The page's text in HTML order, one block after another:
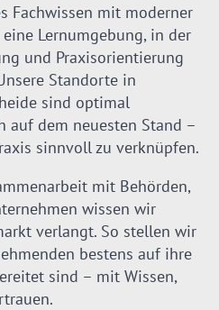
Fachwissen mit moderner
Lernumgebung, in der
und Praxisorientierung
Standorte in
sind optimal
auf dem neuesten Stand –
sinnvoll zu verknüpfen.
mit Behörden,
wissen wir
verlangt. So stellen wir
bestens auf ihre
sind – mit Wissen,